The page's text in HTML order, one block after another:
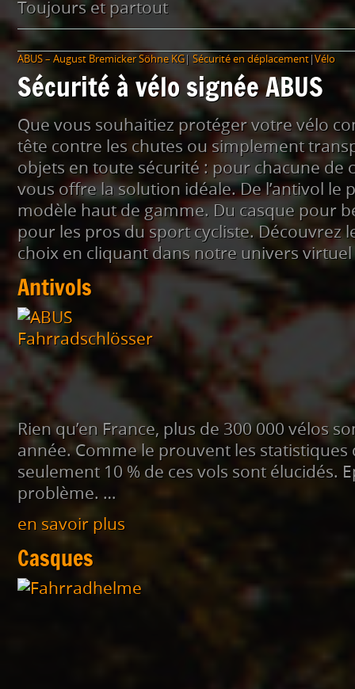
Toujours et partout
ABUS – August Bremicker Söhne KG| Sécurité en déplacement Vélo
Sécurité à vélo signée ABUS
Que vous souhaitiez protéger votre vélo
tête contre les chutes ou simplement
objets en toute sécurité : pour chacune de
vous offre la solution idéale. De l’antivol le
modèle haut de gamme. Du casque pour
pour les pros du sport cycliste. Découvrez
choix en cliquant dans notre univers
Antivols
Rien qu’en France, plus de 300 000 vélos
année. Comme le prouvent les statistiques
seulement 10 % de ces vols sont élucidés.
problème. …
en savoir plus
Casques